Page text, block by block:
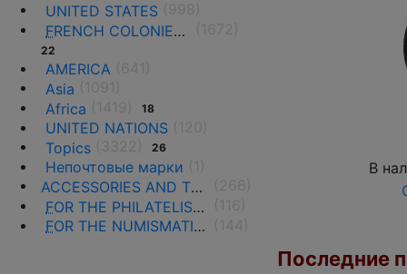
UNITED STATES
FRENCH COLONIES AND THE TERRITORIES
22
AMERICA
Asia
Africa
18
UNITED NATIONS
Topics
26
Непочтовые марки
ACCESSORIES AND THE LITERATURE
FOR THE PHILATELISTS
FOR THE NUMISMATISTS
В
Последние